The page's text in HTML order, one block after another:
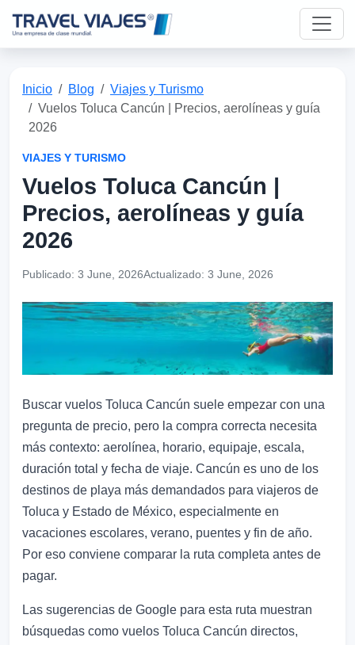
Inicio Blog
Viajes y Turismo
Vuelos Toluca Cancún | Precios, aerolíneas y guía
2026
VIAJES Y TURISMO
Vuelos Toluca Cancún |
Precios, aerolíneas y guía
2026
Publicado: 3 June, 2026Actualizado: 3 June, 2026
Buscar vuelos Toluca Cancún suele empezar con una
pregunta de precio, pero la compra correcta necesita
más contexto: aerolínea, horario, equipaje, escala,
duración total y fecha de viaje. Cancún es uno de los
destinos de playa más demandados para viajeros de
Toluca y Estado de México, especialmente en
vacaciones escolares, verano, puentes y fin de año.
Por eso conviene comparar la ruta completa antes de
pagar.
Las sugerencias de Google para esta ruta muestran
búsquedas como vuelos Toluca Cancún directos,